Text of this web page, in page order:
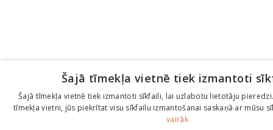
Šajā tīmekļa vietnē tiek izmantoti
Šajā tīmekļa vietnē tiek izmantoti sīkfaili, lai uzlabotu lietotāju
tīmekļa vietni, jūs piekrītat visu sīkfailu izmantošanai saskaņā ar mūsu
vairāk